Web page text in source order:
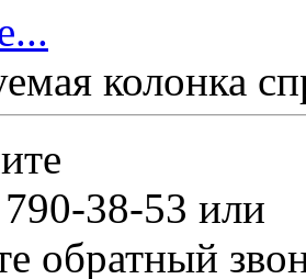
колонка
38-53 или
обратный